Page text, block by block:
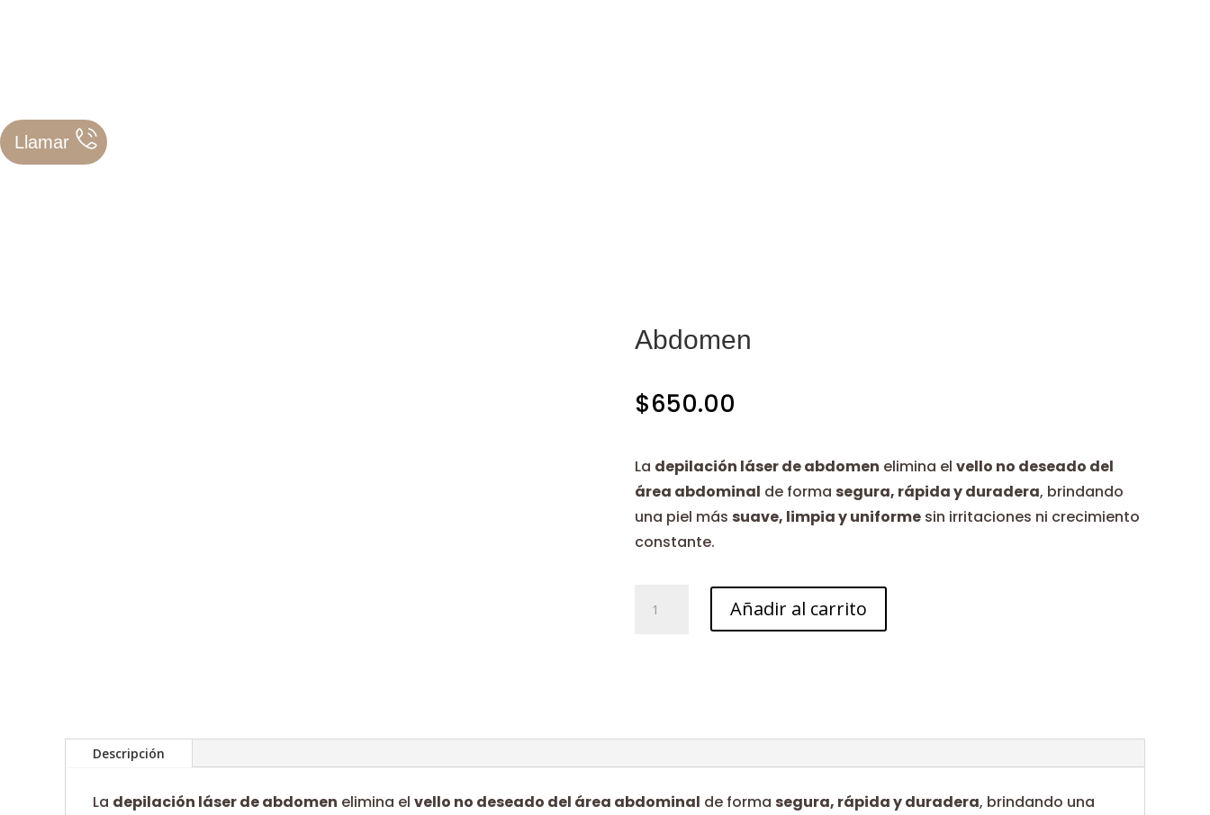
Llamar
Abdomen
$650.00
La depilación láser de abdomen elimina el vello no deseado del
área abdominal de forma segura, rápida y duradera, brindando
una piel más suave, limpia y uniforme sin irritaciones ni crecimiento
constante.
cantidad
Añadir al carrito
Descripción
La depilación láser de abdomen elimina el vello no deseado del área abdominal de forma segura, rápida y duradera, brindando una